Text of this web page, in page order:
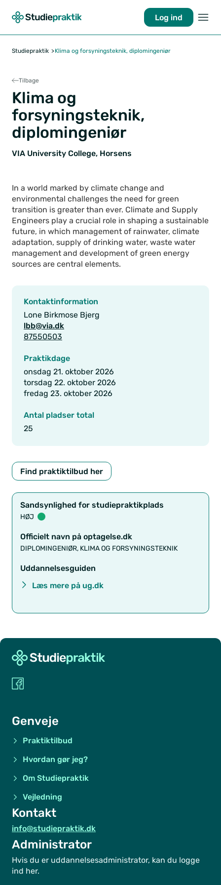
Log ind
Studiepraktik Klima og forsyningsteknik, diplomingeniør
Tilbage
Klima og
forsyningsteknik,
diplomingeniør
VIA University College, Horsens
In a world marked by climate change and
environmental challenges the need for green
transition is greater than ever. Climate and Supply
Engineers play a crucial role in shaping a sustainable
future, in which management of rainwater, climate
adaptation, supply of drinking water, waste water
management and development of green energy
sources are central elements.
Kontaktinformation
Lone Birkmose Bjerg
lbb@via.dk
87550503
Praktikdage
onsdag 21. oktober 2026
torsdag 22. oktober 2026
fredag 23. oktober 2026
Antal pladser total
25
Find praktiktilbud her
Sandsynlighed for studiepraktikplads
HØJ
Officielt navn på optagelse.dk
DIPLOMINGENIØR, KLIMA OG FORSYNINGSTEKNIK
Uddannelsesguiden
Læs mere på ug.dk
Genveje
Praktiktilbud
Hvordan gør jeg?
Om Studiepraktik
Vejledning
Kontakt
info@studiepraktik.dk
Administrator
Hvis du er uddannelsesadministrator, kan du logge
ind her.